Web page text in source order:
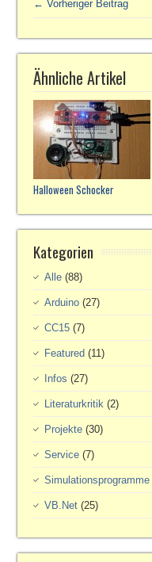
← Vorheriger Beitrag
Ähnliche Artikel
Halloween Schocker
Kategorien
Alle (88)
Arduino (27)
CC15 (7)
Featured (11)
Infos (27)
Literaturkritik (2)
Projekte (30)
Service (7)
Simulationsprogramme
VB.Net (25)